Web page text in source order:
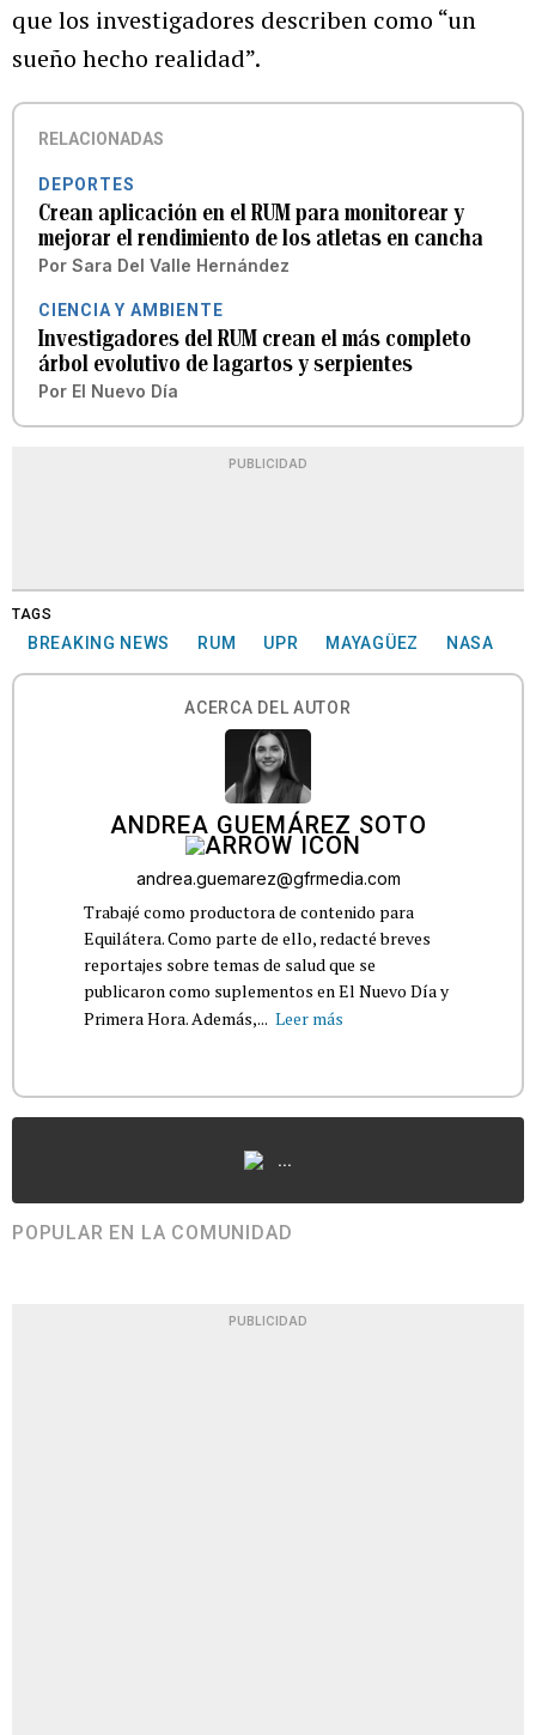
que los investigadores describen como “un
sueño hecho realidad”.
RELACIONADAS
DEPORTES
Crean aplicación en el RUM para monitorear y
mejorar el rendimiento de los atletas en cancha
Por Sara Del Valle Hernández
CIENCIA Y AMBIENTE
Investigadores del RUM crean el más completo
árbol evolutivo de lagartos y serpientes
Por El Nuevo Día
PUBLICIDAD
TAGS
BREAKING NEWS RUM UPR MAYAGÜEZ NASA
ACERCA DEL AUTOR
ANDREA GUEMÁREZ SOTO
andrea.guemarez@gfrmedia.com
Trabajé como productora de contenido para
Equilátera. Como parte de ello, redacté breves
reportajes sobre temas de salud que se
publicaron como suplementos en El Nuevo Día y
Primera Hora. Además,... Leer más
...
POPULAR EN LA COMUNIDAD
PUBLICIDAD